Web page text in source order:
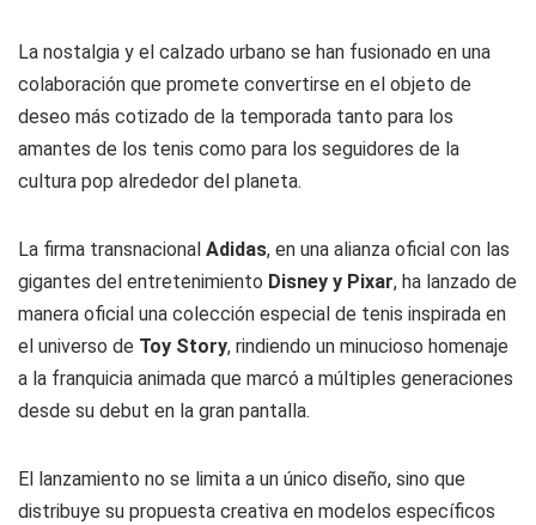
La nostalgia y el calzado urbano se han fusionado en una
colaboración que promete convertirse en el objeto de
deseo más cotizado de la temporada tanto para los
amantes de los tenis como para los seguidores de la
cultura pop alrededor del planeta.
La firma transnacional Adidas, en una alianza oficial con las
gigantes del entretenimiento Disney y Pixar, ha lanzado de
manera oficial una colección especial de tenis inspirada en
el universo de Toy Story, rindiendo un minucioso homenaje
a la franquicia animada que marcó a múltiples generaciones
desde su debut en la gran pantalla.
El lanzamiento no se limita a un único diseño, sino que
distribuye su propuesta creativa en modelos específicos